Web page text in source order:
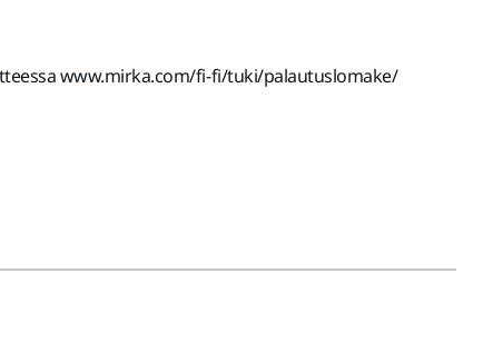
www.mirka.com/fi-fi/tuki/palautuslomake/